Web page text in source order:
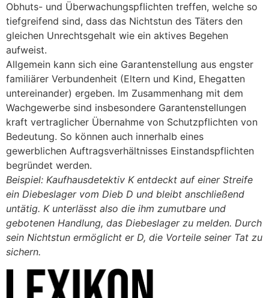
Obhuts- und Überwachungspflichten treffen, welche so
tiefgreifend sind, dass das Nichtstun des Täters den
gleichen Unrechtsgehalt wie ein aktives Begehen
aufweist.
Allgemein kann sich eine Garantenstellung aus engster
familiärer Verbundenheit (Eltern und Kind, Ehegatten
untereinander) ergeben. Im Zusammenhang mit dem
Wachgewerbe sind insbesondere Garantenstellungen
kraft vertraglicher Übernahme von Schutzpflichten von
Bedeutung. So können auch innerhalb eines
gewerblichen Auftragsverhältnisses Einstandspflichten
begründet werden.
Beispiel: Kaufhausdetektiv K entdeckt auf einer Streife
ein Diebeslager vom Dieb D und bleibt anschließend
untätig. K unterlässt also die ihm zumutbare und
gebotenen Handlung, das Diebeslager zu melden. Durch
sein Nichtstun ermöglicht er D, die Vorteile seiner Tat zu
sichern.